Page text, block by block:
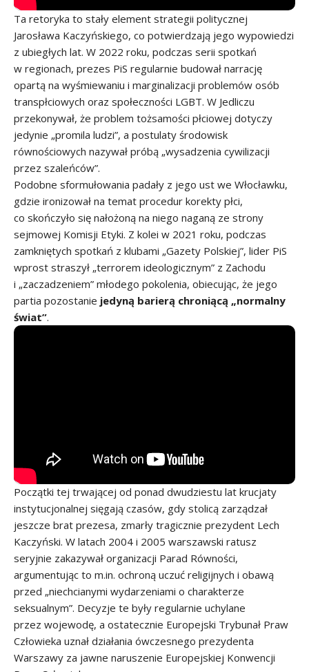
Ta retoryka to stały element strategii politycznej
Jarosława Kaczyńskiego, co potwierdzają jego wypowiedzi
z ubiegłych lat. W 2022 roku, podczas serii spotkań
w regionach, prezes PiS regularnie budował narrację
opartą na wyśmiewaniu i marginalizacji problemów osób
transpłciowych oraz społeczności LGBT. W Jedliczu
przekonywał, że problem tożsamości płciowej dotyczy
jedynie „promila ludzi”, a postulaty środowisk
równościowych nazywał próbą „wysadzenia cywilizacji
przez szaleńców”.
Podobne sformułowania padały z jego ust we Włocławku,
gdzie ironizował na temat procedur korekty płci,
co skończyło się nałożoną na niego naganą ze strony
sejmowej Komisji Etyki. Z kolei w 2021 roku, podczas
zamkniętych spotkań z klubami „Gazety Polskiej”, lider PiS
wprost straszył „terrorem ideologicznym” z Zachodu
i „zaczadzeniem” młodego pokolenia, obiecując, że jego
partia pozostanie jedyną barierą chroniącą „normalny
świat”.
Początki tej trwającej od ponad dwudziestu lat krucjaty
instytucjonalnej sięgają czasów, gdy stolicą zarządzał
jeszcze brat prezesa, zmarły tragicznie prezydent Lech
Kaczyński. W latach 2004 i 2005 warszawski ratusz
seryjnie zakazywał organizacji Parad Równości,
argumentując to m.in. ochroną uczuć religijnych i obawą
przed „niechcianymi wydarzeniami o charakterze
seksualnym”. Decyzje te były regularnie uchylane
przez wojewodę, a ostatecznie Europejski Trybunał Praw
Człowieka uznał działania ówczesnego prezydenta
Warszawy za jawne naruszenie Europejskiej Konwencji